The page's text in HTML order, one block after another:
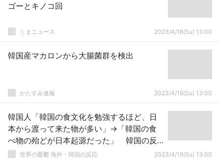
ゴーとキノコ回
くまニュース 2023/4/16(Su) 13:00
韓国産マカロンから大腸菌群を検出
かたすみ速報 2023/4/16(Su) 13:00
韓国人「韓国の食文化を勉強するほど、日
本から渡って来た物が多い」→「韓国の食
べ物の殆どが日本起源だった」 韓国の反
応 世界の憂鬱 海外・韓国の反応 2023/4/16(Su) 13:00